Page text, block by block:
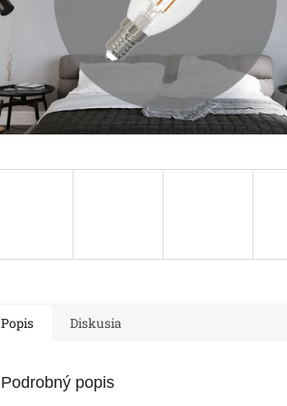
Popis Diskusia
Podrobný popis